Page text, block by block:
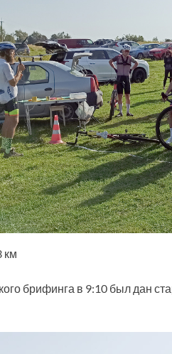
км
брифинга в 9:10 был дан